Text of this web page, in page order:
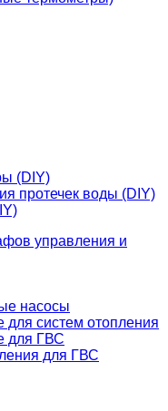
(DIY)
протечек воды (DIY)
управления и
насосы
систем отопления
для ГВС
для ГВС